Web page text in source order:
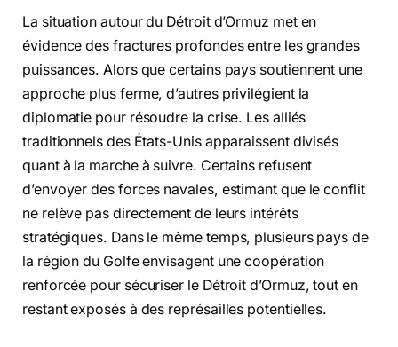
La situation autour du Détroit d’Ormuz met en
évidence des fractures profondes entre les grandes
puissances. Alors que certains pays soutiennent une
approche plus ferme, d’autres privilégient la
diplomatie pour résoudre la crise. Les alliés
traditionnels des États-Unis apparaissent divisés
quant à la marche à suivre. Certains refusent
d’envoyer des forces navales, estimant que le conflit
ne relève pas directement de leurs intérêts
stratégiques. Dans le même temps, plusieurs pays de
la région du Golfe envisagent une coopération
renforcée pour sécuriser le Détroit d’Ormuz, tout en
restant exposés à des représailles potentielles.